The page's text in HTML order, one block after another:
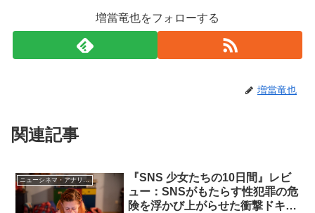
増當竜也をフォローする
増當竜也
関連記事
ニューシネマ・アナリティクス
『SNS 少女たちの10日間』レビ
ュー：SNSがもたらす性犯罪の危
険を浮かび上がらせた衝撃ドキュ